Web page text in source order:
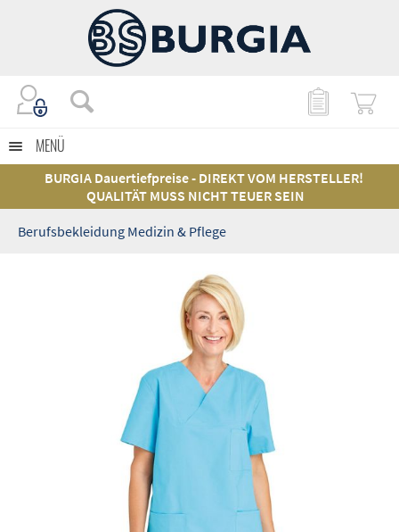
MENÜ
BURGIA Dauertiefpreise - DIREKT VOM HERSTELLER!
QUALITÄT MUSS NICHT TEUER SEIN
Berufsbekleidung Medizin & Pflege